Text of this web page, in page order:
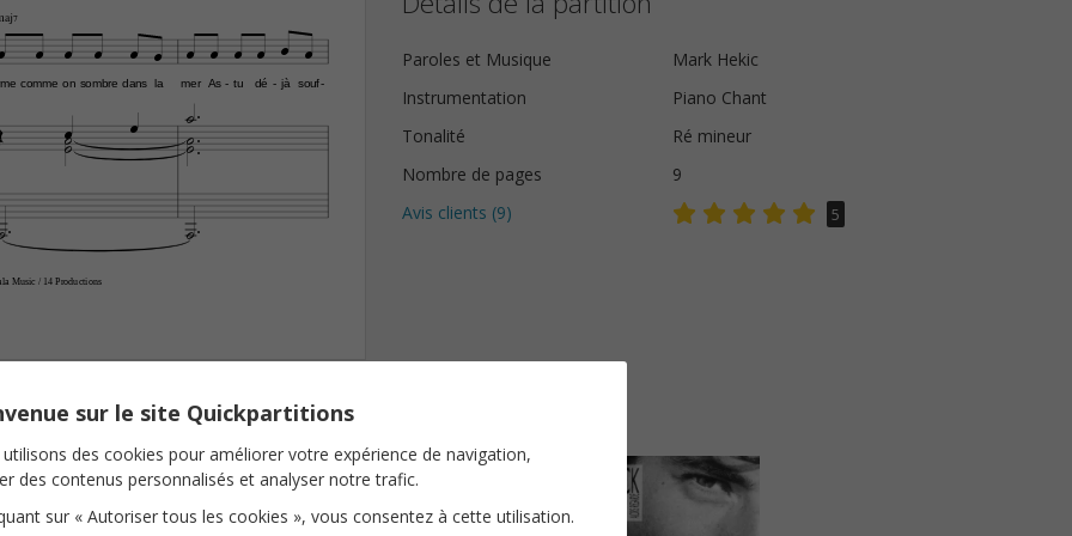
Music / 14 Productions
comme on sombre dans la mer As tu
- dé jà
- souf-
          


  


 
Paroles et Musique
Mark Hekic
Instrumentation
Piano Chant
Tonalité
Ré mineur
Nombre de pages
9
Avis clients (9) 5
sur le site Quickpartitions
des cookies pour améliorer votre expérience de navigation,
des contenus personnalisés et analyser notre trafic.
sur « Autoriser tous les cookies », vous consentez à cette utilisation.